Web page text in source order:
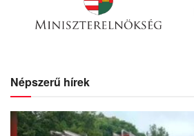
Népszerű hírek